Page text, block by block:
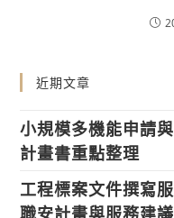
近期文章
小規模多機能申請
計畫書重點整理
工程標案文件撰寫
職安計畫與服務建